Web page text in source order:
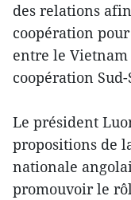
des relations
coopération
entre le Vietnam
coopération Sud-
Le président
propositions de
nationale
promouvoir le